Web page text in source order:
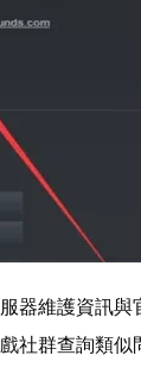
器維護資訊與
社群查詢類似